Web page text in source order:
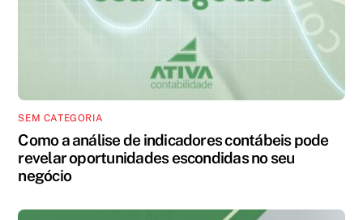
SEM CATEGORIA
Como a análise de indicadores contábeis pode
revelar oportunidades escondidas no seu
negócio